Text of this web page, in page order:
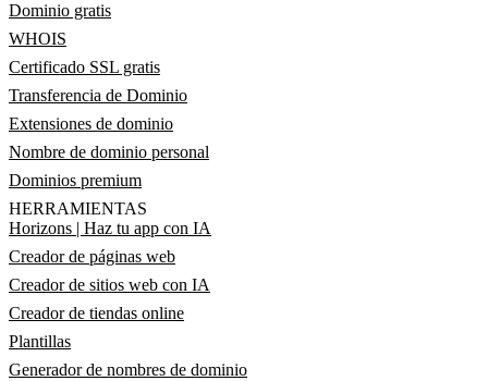
Dominio gratis
WHOIS
Certificado SSL gratis
Transferencia de Dominio
Extensiones de dominio
Nombre de dominio personal
Dominios premium
HERRAMIENTAS
Horizons | Haz tu app con IA
Creador de páginas web
Creador de sitios web con IA
Creador de tiendas online
Plantillas
Generador de nombres de dominio